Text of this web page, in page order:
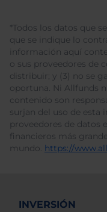
*Todos los datos que
que se indique lo
información aquí
o sus proveedores de
distribuir; y (3) no se
oportuna. Ni Allfunds
contenido son
surjan del uso de esta
proveedores de datos
financieros más
mundo. https://
INVERSIÓN